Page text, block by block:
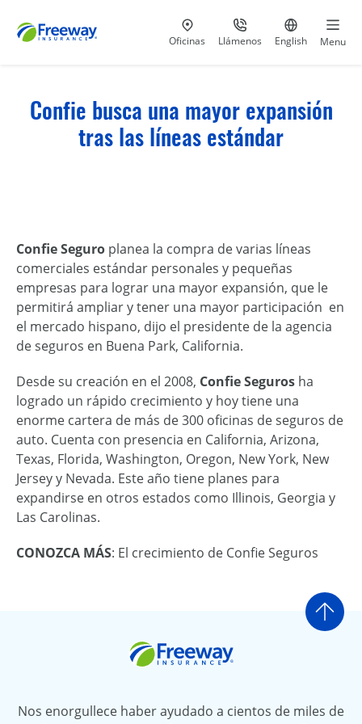
Visita nuestras
Oficinas Llámenos
al 800-441-5533
Ir al sitio
English Menu
Confie busca una mayor expansión
tras las líneas estándar
Confie Seguro planea la compra de varias líneas
comerciales estándar personales y pequeñas
empresas para lograr una mayor expansión, que le
permitirá ampliar y tener una mayor participación en
el mercado hispano, dijo el presidente de la agencia
de seguros en Buena Park, California.
Desde su creación en el 2008, Confie Seguros ha
logrado un rápido crecimiento y hoy tiene una
enorme cartera de más de 300 oficinas de seguros de
auto. Cuenta con presencia en California, Arizona,
Texas, Florida, Washington, Oregon, New York, New
Jersey y Nevada. Este año tiene planes para
expandirse en otros estados como Illinois, Georgia y
Las Carolinas.
CONOZCA MÁS: El crecimiento de Confie Seguros
Ir
Nos enorgullece haber ayudado a cientos de miles de